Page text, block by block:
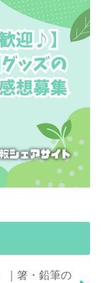
｜箸・鉛筆の